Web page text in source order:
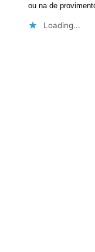
ou na de
Loading...